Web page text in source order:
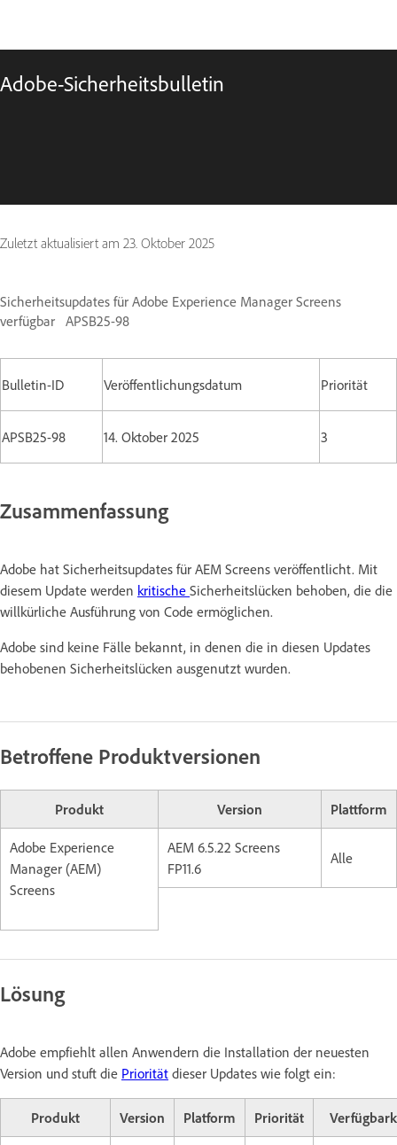
Adobe-Sicherheitsbulletin
Zuletzt aktualisiert am 23. Oktober 2025
Sicherheitsupdates für Adobe Experience Manager Screens
verfügbar APSB25-98
Bulletin-ID Veröffentlichungsdatum Priorität
APSB25-98 14. Oktober 2025 3
Zusammenfassung
Adobe hat Sicherheitsupdates für AEM Screens veröffentlicht. Mit
diesem Update werden kritische Sicherheitslücken behoben, die die
willkürliche Ausführung von Code ermöglichen.
Adobe sind keine Fälle bekannt, in denen die in diesen Updates
behobenen Sicherheitslücken ausgenutzt wurden.
Betroffene Produktversionen
Produkt Version Plattform
Adobe Experience
Manager (AEM)
Screens
AEM 6.5.22 Screens
FP11.6
Alle
Lösung
Adobe empfiehlt allen Anwendern die Installation der neuesten
Version und stuft die Priorität dieser Updates wie folgt ein:
Produkt Version Platform Priorität